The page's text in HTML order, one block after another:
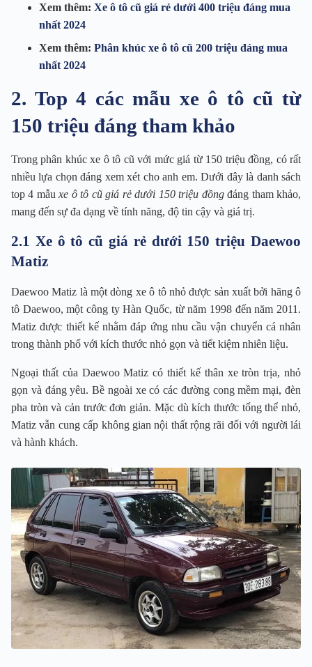
Xem thêm: Xe ô tô cũ giá rẻ dưới 400 triệu đáng mua
nhất 2024
Xem thêm: Phân khúc xe ô tô cũ 200 triệu đáng mua
nhất 2024
2. Top 4 các mẫu xe ô tô cũ từ
150 triệu đáng tham khảo
Trong phân khúc xe ô tô cũ với mức giá từ 150 triệu đồng, có rất
nhiều lựa chọn đáng xem xét cho anh em. Dưới đây là danh sách
top 4 mẫuxe ô tô cũ giá rẻ dưới 150 triệu đồngđáng tham khảo,
mang đến sự đa dạng về tính năng, độ tin cậy và giá trị.
2.1 Xe ô tô cũ giá rẻ dưới 150 triệu Daewoo
Matiz
Daewoo Matiz là một dòng xe ô tô nhỏ được sản xuất bởi hãng ô
tô Daewoo, một công ty Hàn Quốc, từ năm 1998 đến năm 2011.
Matiz được thiết kế nhằm đáp ứng nhu cầu vận chuyển cá nhân
trong thành phố với kích thước nhỏ gọn và tiết kiệm nhiên liệu.
Ngoại thất của Daewoo Matiz có thiết kế thân xe tròn trịa, nhỏ
gọn và đáng yêu. Bề ngoài xe có các đường cong mềm mại, đèn
pha tròn và cản trước đơn giản. Mặc dù kích thước tổng thể nhỏ,
Matiz vẫn cung cấp không gian nội thất rộng rãi đối với người lái
và hành khách.